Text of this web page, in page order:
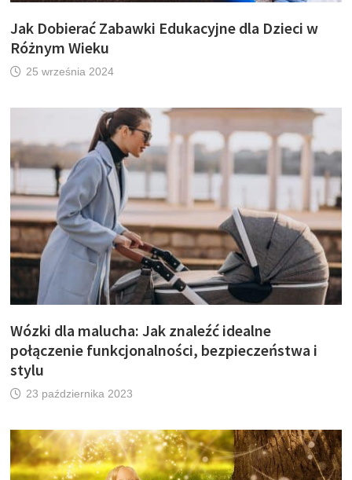
Jak Dobierać Zabawki Edukacyjne dla Dzieci w
Różnym Wieku
25 września 2024
Wózki dla malucha: Jak znaleźć idealne
połączenie funkcjonalności, bezpieczeństwa i
stylu
23 października 2023